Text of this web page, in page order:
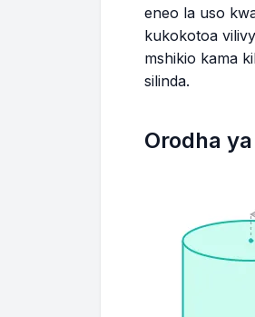
eneo la uso
kukokotoa
mshikio kama
silinda.
Orodha